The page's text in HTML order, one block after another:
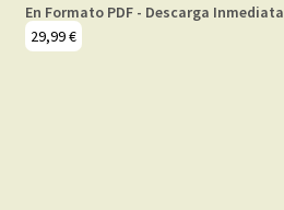
En Formato PDF - Descarga Inmediata
29,99€